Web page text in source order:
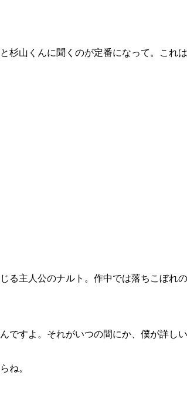
山くんに聞くのが定番になって。これ
る主人公のナルト。作中では落ちこぼれ
すよ。それがいつの間にか、僕が詳し
ね。